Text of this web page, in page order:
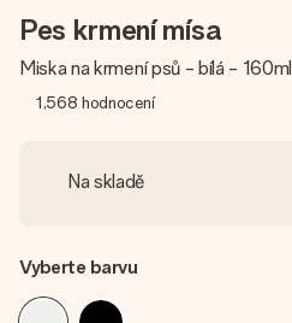
Pes krmení mísa
Miska na krmení psů - bílá - 160ml
1,568 hodnocení
Na skladě
Vyberte barvu